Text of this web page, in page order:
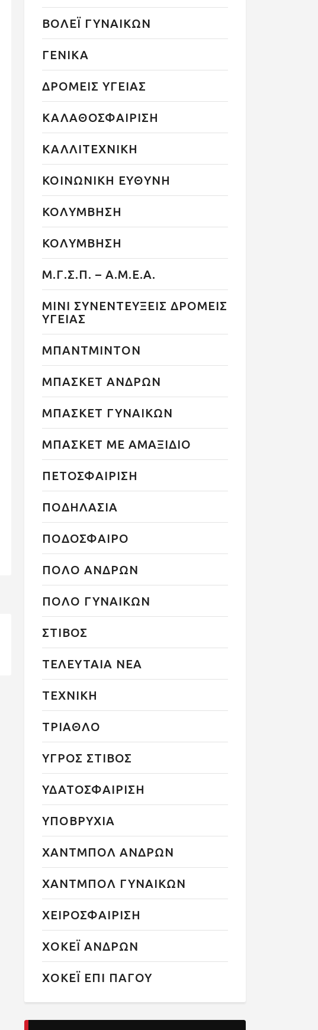
ΒΟΛΕΪ ΓΥΝΑΙΚΩΝ
ΓΕΝΙΚΑ
ΔΡΟΜΕΙΣ ΥΓΕΙΑΣ
ΚΑΛΑΘΟΣΦΑΙΡΙΣΗ
ΚΑΛΛΙΤΕΧΝΙΚΗ
ΚΟΙΝΩΝΙΚΗ ΕΥΘΥΝΗ
ΚΟΛΥΜΒΗΣΗ
ΚΟΛΥΜΒΗΣΗ
Μ.Γ.Σ.Π. – Α.Μ.Ε.Α.
ΜΙΝΙ ΣΥΝΕΝΤΕΥΞΕΙΣ ΔΡΟΜΕΙΣ
ΥΓΕΙΑΣ
ΜΠΑΝΤΜΙΝΤΟΝ
ΜΠΑΣΚΕΤ ΑΝΔΡΩΝ
ΜΠΑΣΚΕΤ ΓΥΝΑΙΚΩΝ
ΜΠΑΣΚΕΤ ΜΕ ΑΜΑΞΙΔΙΟ
ΠΕΤΟΣΦΑΙΡΙΣΗ
ΠΟΔΗΛΑΣΙΑ
ΠΟΔΟΣΦΑΙΡΟ
ΠΟΛΟ ΑΝΔΡΩΝ
ΠΟΛΟ ΓΥΝΑΙΚΩΝ
ΣΤΙΒΟΣ
ΤΕΛΕΥΤΑΙΑ ΝΕΑ
ΤΕΧΝΙΚΗ
ΤΡΙΑΘΛΟ
ΥΓΡΟΣ ΣΤΙΒΟΣ
ΥΔΑΤΟΣΦΑΙΡΙΣΗ
ΥΠΟΒΡΥΧΙΑ
ΧΑΝΤΜΠΟΛ ΑΝΔΡΩΝ
ΧΑΝΤΜΠΟΛ ΓΥΝΑΙΚΩΝ
ΧΕΙΡΟΣΦΑΙΡΙΣΗ
ΧΟΚΕΪ ΑΝΔΡΩΝ
ΧΟΚΕΪ ΕΠΙ ΠΑΓΟΥ